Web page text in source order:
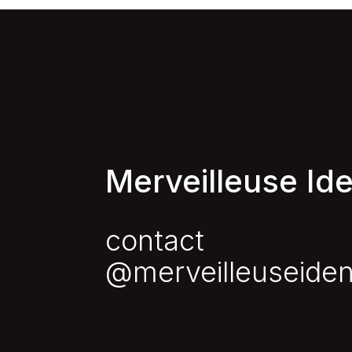
Merveilleuse
contact